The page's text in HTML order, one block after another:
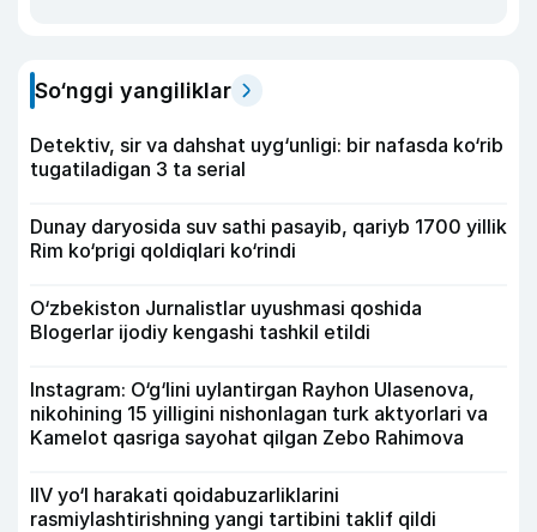
So‘nggi yangiliklar
Detektiv, sir va dahshat uyg‘unligi: bir nafasda ko‘rib
tugatiladigan 3 ta serial
Dunay daryosida suv sathi pasayib, qariyb 1700 yillik
Rim ko‘prigi qoldiqlari ko‘rindi
O‘zbekiston Jurnalistlar uyushmasi qoshida
Blogerlar ijodiy kengashi tashkil etildi
Instagram: O‘g‘lini uylantirgan Rayhon Ulasenova,
nikohining 15 yilligini nishonlagan turk aktyorlari va
Kamelot qasriga sayohat qilgan Zebo Rahimova
IIV yo‘l harakati qoidabuzarliklarini
rasmiylashtirishning yangi tartibini taklif qildi